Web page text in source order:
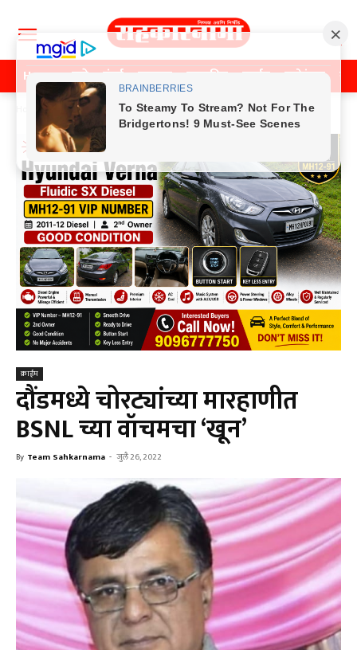
Home पुणे मुंबई महाराष्ट्र राजकीय क्राईम मनोरंजन
Home क्राईम
क्राईम
दौंडमध्ये चोरट्यांच्या मारहाणीत
BSNL च्या वॉचमचा ‘खून’
By Team Sahkarnama - जुलै 26, 2022